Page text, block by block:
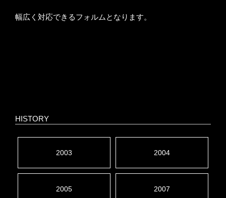
幅広く対応できるフォルムとなります。
HISTORY
2003 2004
2005 2007